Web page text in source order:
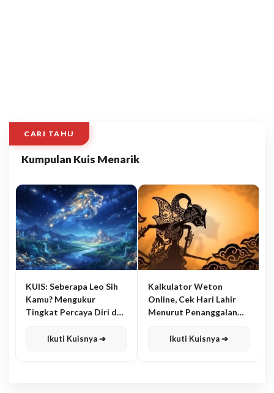
CARI TAHU
Kumpulan Kuis Menarik
KUIS: Seberapa Leo Sih
Kamu? Mengukur
Tingkat Percaya Diri dan
Ikuti Kuisnya ➔
Kalkulator Weton
Online, Cek Hari Lahir
Menurut Penanggalan
Ikuti Kuisnya ➔